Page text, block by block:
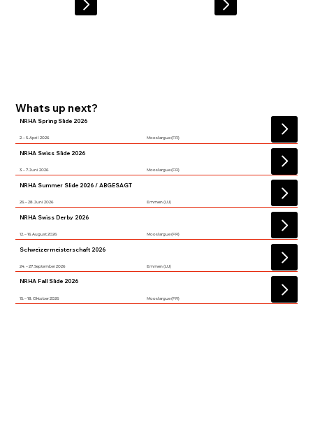
Whats up next?
NRHA Spring Slide 2026
2. – 5. April 2026 Mooslargue (FR)
NRHA Swiss Slide 2026
3. – 7. Juni 2026 Mooslargue (FR)
NRHA Summer Slide 2026 / ABGESAGT
26. – 28. Juni 2026 Emmen (LU)
NRHA Swiss Derby 2026
12. – 16. August 2026 Mooslargue (FR)
Schweizermeisterschaft 2026
24. – 27. September 2026 Emmen (LU)
NRHA Fall Slide 2026
15. – 18. Oktober 2026 Mooslargue (FR)